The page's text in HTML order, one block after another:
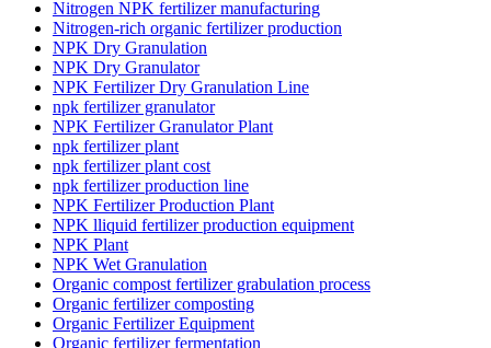
Nitrogen NPK fertilizer manufacturing
Nitrogen-rich organic fertilizer production
NPK Dry Granulation
NPK Dry Granulator
NPK Fertilizer Dry Granulation Line
npk fertilizer granulator
NPK Fertilizer Granulator Plant
npk fertilizer plant
npk fertilizer plant cost
npk fertilizer production line
NPK Fertilizer Production Plant
NPK lliquid fertilizer production equipment
NPK Plant
NPK Wet Granulation
Organic compost fertilizer grabulation process
Organic fertilizer composting
Organic Fertilizer Equipment
Organic fertilizer fermentation